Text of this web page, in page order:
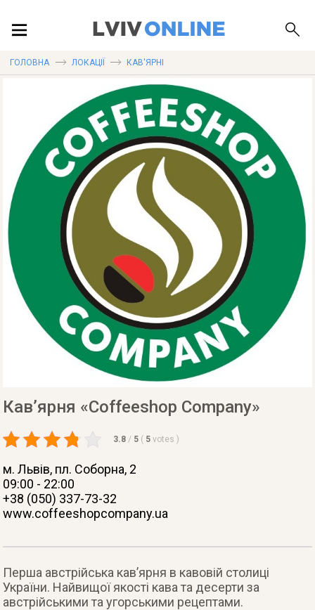
ЛОКАЦІЇ
ПУБЛІКАЦІЇ
ДОВІДКА
ГОЛОВНА ЛОКАЦІЇ КАВ'ЯРНІ
Кав’ярня «Coffeeshop Company»
3.8 / 5 ( 5 votes )
м. Львів, пл. Соборна, 2
09:00 - 22:00
+38 (050) 337-73-32
www.coffeeshopcompany.ua
Перша австрійська кав’ярня в кавовій столиці
України. Найвищої якості кава та десерти за
австрійськими та угорськими рецептами.